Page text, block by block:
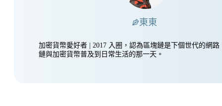
東東
加密貨幣愛好者 | 2017 入圈，認為區塊鏈是下個世代的網路
鏈與加密貨幣普及到日常生活的那一天。